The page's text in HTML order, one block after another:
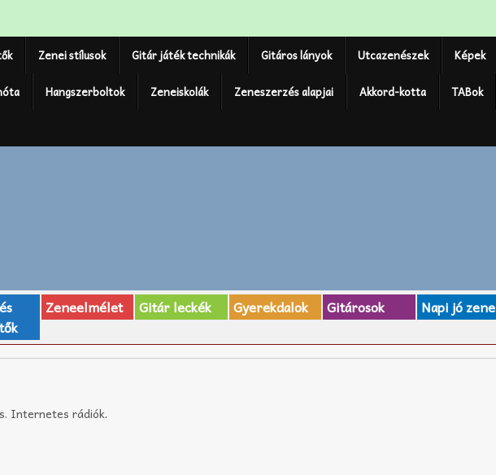
Zenei stílusok Gitár játék technikák Gitáros lányok Utcazenészek Képek
Hangszerboltok Zeneiskolák Zeneszerzés alapjai Akkord-kotta TABok
Zeneelmélet Gitár leckék Gyerekdalok Gitárosok Napi jó zene
Internetes rádiók.